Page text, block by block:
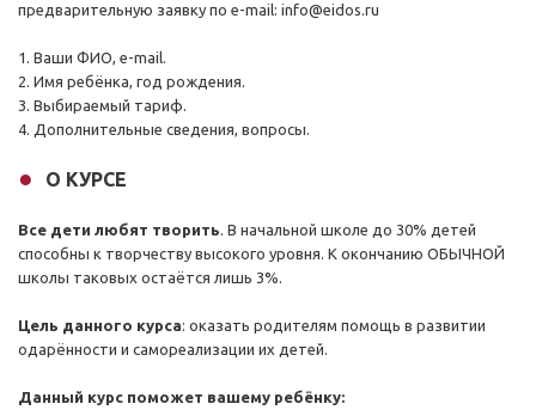
предварительную заявку по e-mail: info@eidos.ru
1. Ваши ФИО, e-mail.
2. Имя ребёнка, год рождения.
3. Выбираемый тариф.
4. Дополнительные сведения, вопросы.
О КУРСЕ
Все дети любят творить. В начальной школе до 30% детей
способны к творчеству высокого уровня. К окончанию ОБЫЧНОЙ
школы таковых остаётся лишь 3%.
Цель данного курса: оказать родителям помощь в развитии
одарённости и самореализации их детей.
Данный курс поможет вашему ребёнку: